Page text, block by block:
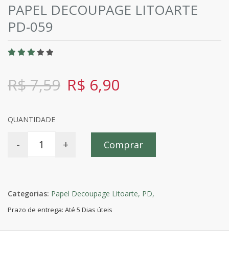
PAPEL DECOUPAGE LITOARTE
PD-059
R$ 7,59 R$ 6,90
QUANTIDADE
- + Comprar
Categorias: Papel Decoupage Litoarte, PD,
Prazo de entrega: Até 5 Dias úteis